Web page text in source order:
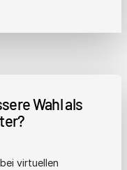
Wahl als
virtuellen